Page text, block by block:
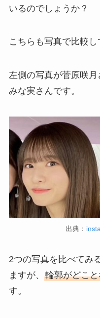
いるのでしょうか？
こちらも写真で比較し
左側の写真が菅原咲
みな実さんです。
出典：
2つの写真を比べてみ
ますが、 輪郭がどこ
す。